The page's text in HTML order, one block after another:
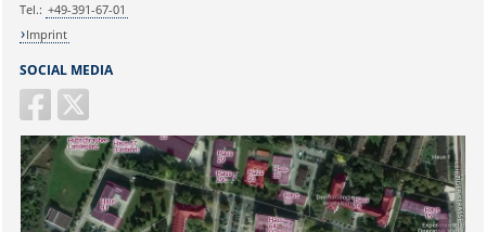
SOCIAL MEDIA
Tel.: +49-391-67-01
Imprint